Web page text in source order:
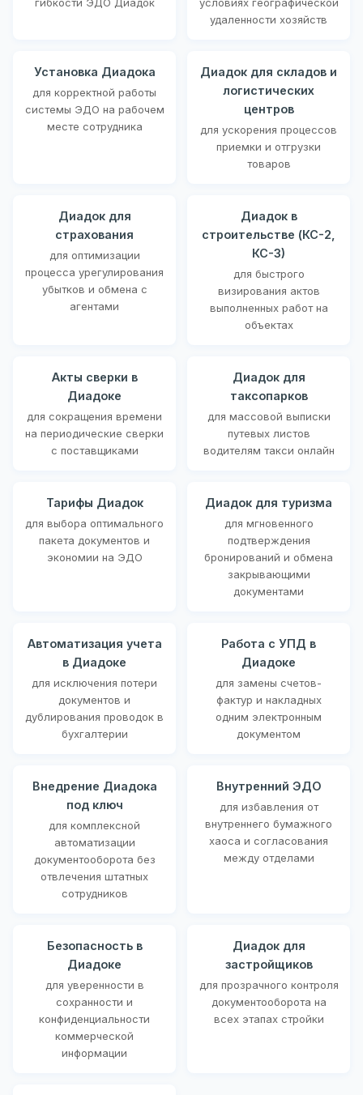
удаленности хозяйств
Установка Диадока
для корректной работы
системы ЭДО на рабочем
месте сотрудника
Диадок для складов и
логистических
центров
для ускорения процессов
приемки и отгрузки
товаров
Диадок для
страхования
для оптимизации
процесса урегулирования
убытков и обмена с
агентами
Диадок в
строительстве (КС-2,
КС-3)
для быстрого
визирования актов
выполненных работ на
объектах
Акты сверки в
Диадоке
для сокращения времени
на периодические сверки
с поставщиками
Диадок для
таксопарков
для массовой выписки
путевых листов
водителям такси онлайн
Тарифы Диадок
для выбора оптимального
пакета документов и
экономии на ЭДО
Диадок для туризма
для мгновенного
подтверждения
бронирований и обмена
закрывающими
документами
Автоматизация учета
в Диадоке
для исключения потери
документов и
дублирования проводок в
бухгалтерии
Работа с УПД в
Диадоке
для замены счетов-
фактур и накладных
одним электронным
документом
Внедрение Диадока
под ключ
для комплексной
автоматизации
документооборота без
отвлечения штатных
сотрудников
Внутренний ЭДО
для избавления от
внутреннего бумажного
хаоса и согласования
между отделами
Безопасность в
Диадоке
для уверенности в
сохранности и
конфиденциальности
коммерческой
информации
Диадок для
застройщиков
для прозрачного контроля
документооборота на
всех этапах стройки